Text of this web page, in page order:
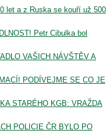
let a z Ruska se kouří už 500
Petr Cibulka bol
VAŠICH NÁVŠTĚV A
PODÍVEJME SE CO JE
STARÉHO KGB: VRAŽDA
POLICIE ČR BYLO PO